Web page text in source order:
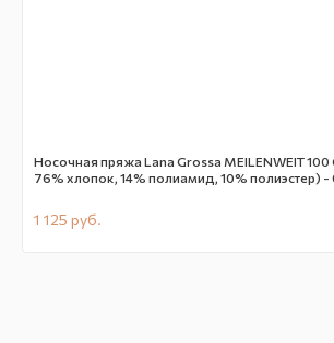
Носочная пряжа Lana Grossa MEILENWEIT 100
76% хлопок, 14% полиамид, 10% полиэстер) -
1 125 руб.